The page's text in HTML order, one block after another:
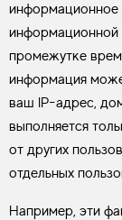
информационное
информационной
промежутке
информация
ваш IP-адрес,
выполняется
от других
отдельных
Например, эти